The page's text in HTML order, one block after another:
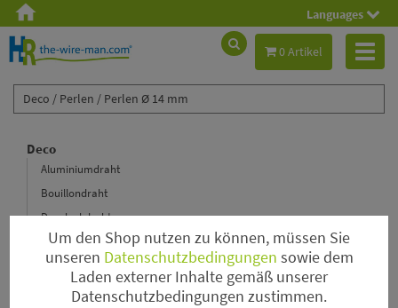
Languages
0 Artikel
Deco / Perlen / Perlen Ø 14 mm
Deco
Aluminiumdraht
Bouillondraht
Decolackdraht
Floristenkrepp
Lametta Hair
Hochzeit
Um den Shop nutzen zu können, müssen Sie
unseren Datenschutzbedingungen sowie dem
Laden externer Inhalte gemäß unserer
Datenschutzbedingungen zustimmen.